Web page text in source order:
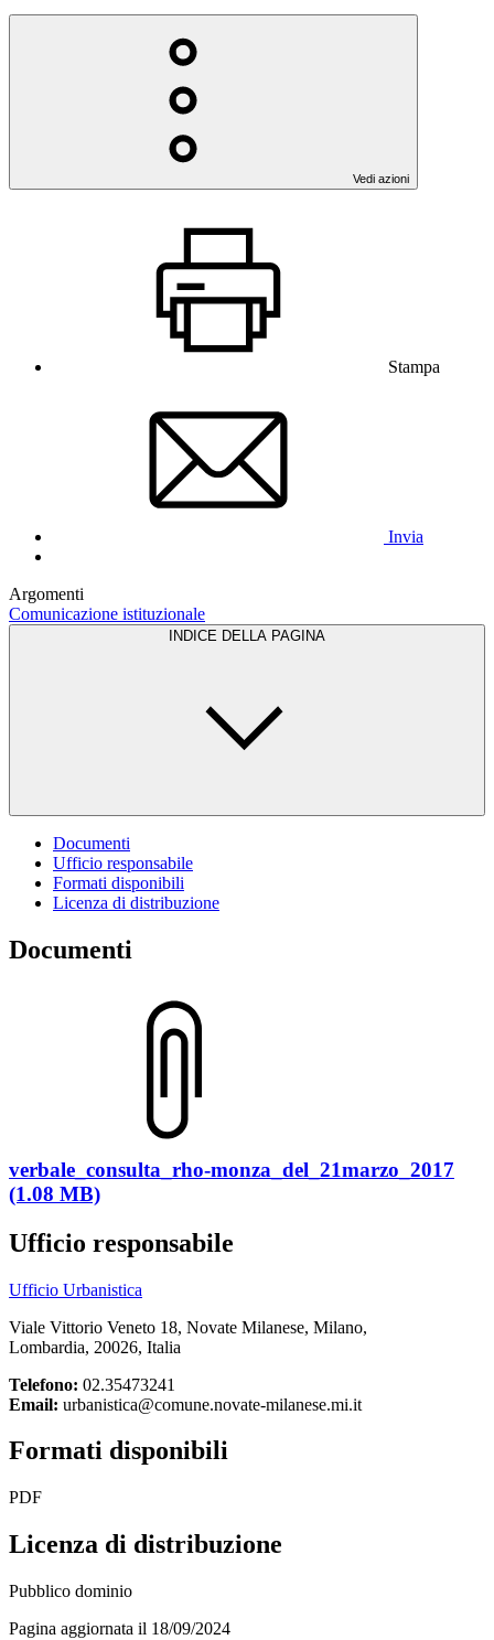
Vedi azioni
Stampa
Invia
Argomenti
Comunicazione istituzionale
INDICE DELLA PAGINA
Documenti
Ufficio responsabile
Formati disponibili
Licenza di distribuzione
Documenti
verbale_consulta_rho-monza_del_21marzo_2017
(1.08 MB)
Ufficio responsabile
Ufficio Urbanistica
Viale Vittorio Veneto 18, Novate Milanese, Milano,
Lombardia, 20026, Italia
Telefono: 02.35473241
Email: urbanistica@comune.novate-milanese.mi.it
Formati disponibili
PDF
Licenza di distribuzione
Pubblico dominio
Pagina aggiornata il 18/09/2024